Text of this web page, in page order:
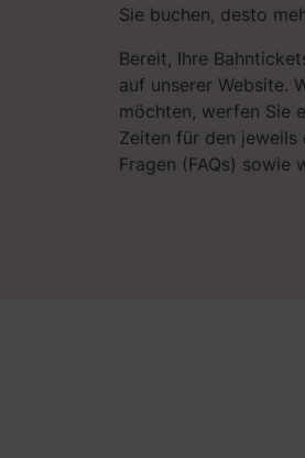
Sie buchen, desto
Bereit, Ihre
auf unserer Website.
möchten, werfen Sie
Zeiten für den
Fragen (FAQs) sowie